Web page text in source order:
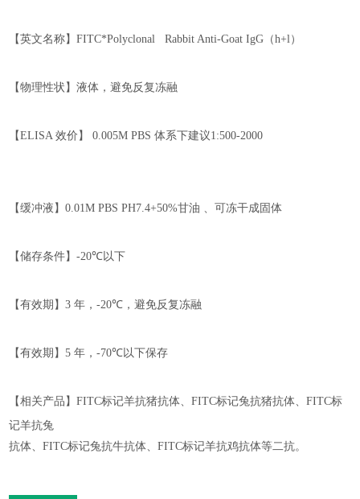
【英文名称】FITC*Polyclonal Rabbit Anti-Goat IgG （h+l）
【物理性状】液体，避免反复冻融
【ELISA效价】0.005M PBS体系下建议1:500-2000
【缓冲液】0.01M PBS PH7.4+50%甘油 、可冻干成固体
【储存条件】-20℃以下
【有效期】3年，-20℃ ，避免反复冻融
【有效期】5年，-70℃以下保存
【相关产品】FITC标记羊抗猪抗体、FITC标记兔抗猪抗体、FITC标
记羊抗兔
抗体、FITC标记兔抗牛抗体、FITC标记羊抗鸡抗体等二抗。